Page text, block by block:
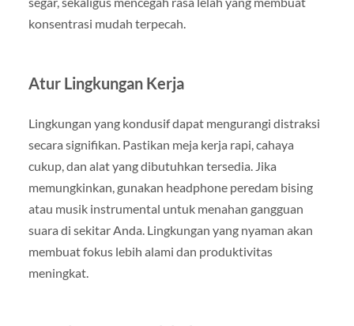
konsentrasi mudah terpecah.
Atur Lingkungan Kerja
Lingkungan yang kondusif dapat mengurangi distraksi
secara signifikan. Pastikan meja kerja rapi, cahaya
cukup, dan alat yang dibutuhkan tersedia. Jika
memungkinkan, gunakan headphone peredam bising
atau musik instrumental untuk menahan gangguan
suara di sekitar Anda. Lingkungan yang nyaman akan
membuat fokus lebih alami dan produktivitas
meningkat.